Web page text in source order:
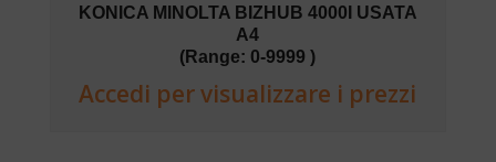
KONICA MINOLTA BIZHUB 4000I USATA
A4
(Range: 0-9999 )
Accedi per visualizzare i prezzi